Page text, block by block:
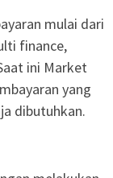
mulai dari
finance,
ini Market
yang
dibutuhkan.